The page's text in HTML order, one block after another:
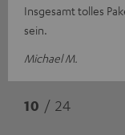
Insgesamt tolles
sein.
Michael M.
10 / 24